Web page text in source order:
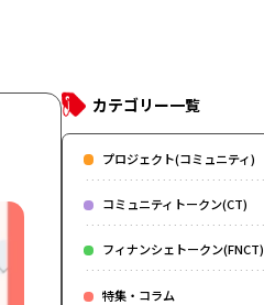
カテゴリー一覧
プロジェクト(コミュニティ)
コミュニティトークン(CT)
フィナンシェトークン(FNCT)
特集・コラム